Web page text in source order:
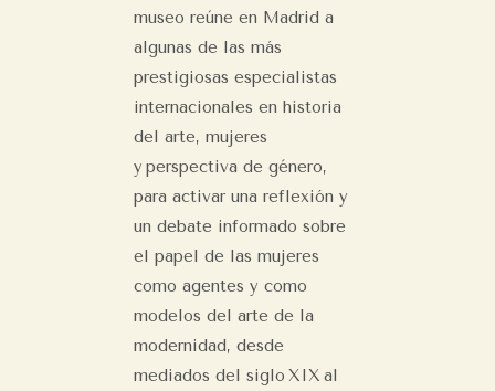
museo reúne en Madrid a
algunas de las más
prestigiosas especialistas
internacionales en historia
del arte, mujeres
y perspectiva de género,
para activar una reflexión y
un debate informado sobre
el papel de las mujeres
como agentes y como
modelos del arte de la
modernidad, desde
mediados del siglo XIX al